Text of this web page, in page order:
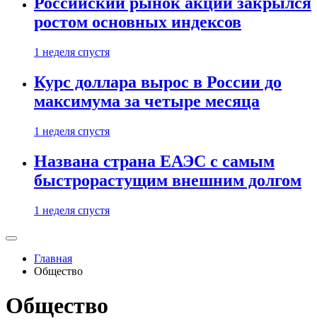
ростом основных индексов
1 неделя спустя
Курс доллара вырос в России до
максимума за четыре месяца
1 неделя спустя
Названа страна ЕАЭС с самым
быстрорастущим внешним долгом
1 неделя спустя
Главная
Общество
Общество